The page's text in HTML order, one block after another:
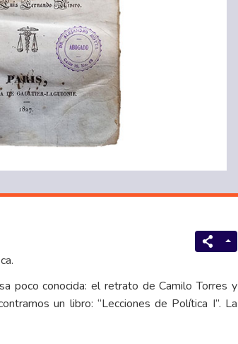
poco conocida: el retrato de Camilo Torres y
un libro: “Lecciones de Política I”. La